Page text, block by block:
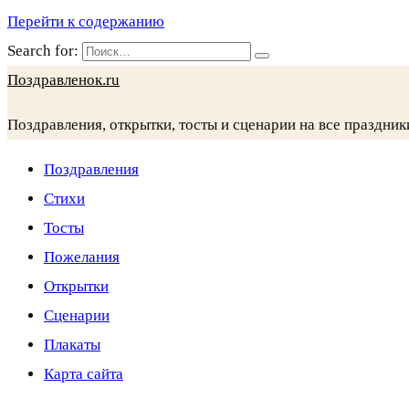
Перейти к содержанию
Search for:
Поздравленок.ru
Поздравления, открытки, тосты и сценарии на все
Поздравления
Стихи
Тосты
Пожелания
Открытки
Сценарии
Плакаты
Карта сайта